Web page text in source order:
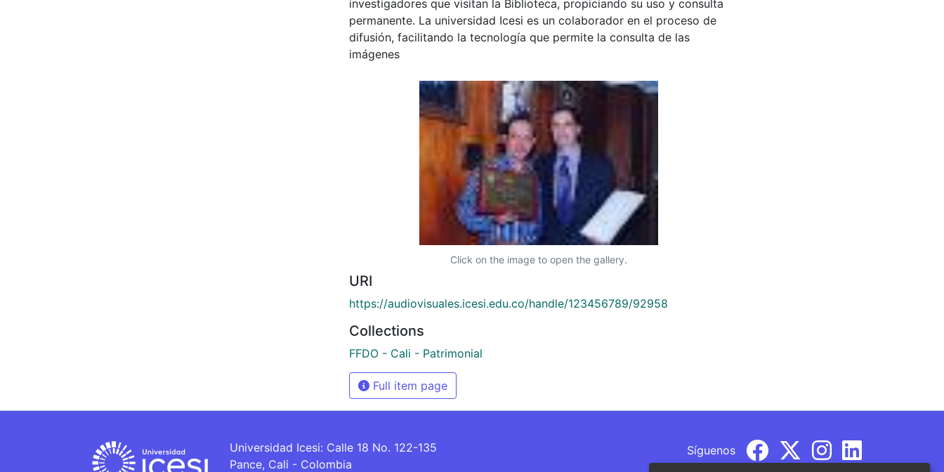
investigadores que visitan la Biblioteca, propiciando su uso y consulta
permanente. La universidad Icesi es un colaborador en el proceso de
difusión, facilitando la tecnología que permite la consulta de las
imágenes
Click on the image to open the gallery.
URI
https://audiovisuales.icesi.edu.co/handle/123456789/92958
Collections
FFDO - Cali - Patrimonial
Full item page
Universidad Icesi: Calle 18 No. 122-135
Pance, Cali - Colombia
Síguenos